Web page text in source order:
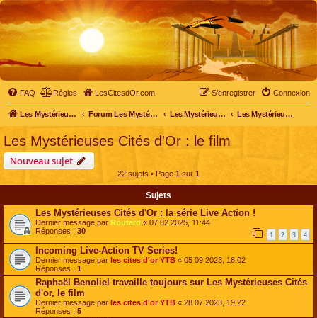
FAQ Règles LesCitesdOr.com Connexion
S’enregistrer
Les Mystérieuses Cités d'Or - LesCitesdOr.com Forum Les Mystérieuses Cités d'Or Les Mystérieuses Cités d'Or Les Mystérieuses Cités d'Or : le film
Les Mystérieuses Cités d'Or : le film
Nouveau sujet
22 sujets • Page 1 sur 1
Sujets
Les Mystérieuses Cités d'Or : la série Live Action !
Dernier message par Routard « 07 02 2025, 11:44
Réponses : 30 1 2 3 4
Incoming Live-Action TV Series!
Dernier message par les cites d'or YTB « 05 09 2023, 18:02
Réponses : 1
Raphaël Benoliel travaille toujours sur Les Mystérieuses Cités
d'or, le film
Dernier message par les cites d'or YTB « 28 07 2023, 19:22
Réponses : 5